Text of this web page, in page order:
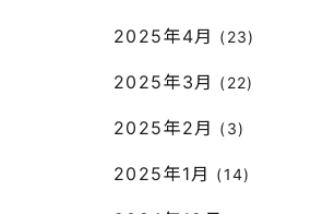
2025年4月 (23)
2025年3月 (22)
2025年2月 (3)
2025年1月 (14)